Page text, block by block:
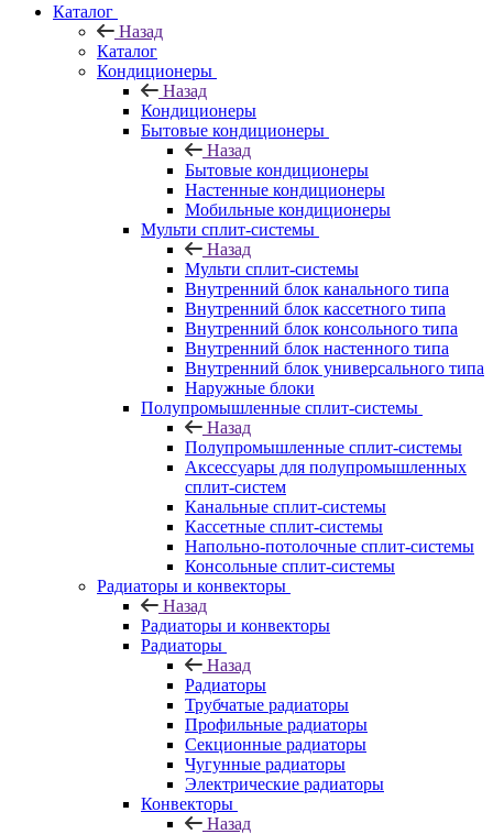
Каталог
Назад
Каталог
Кондиционеры
Назад
Кондиционеры
Бытовые кондиционеры
Назад
Бытовые кондиционеры
Настенные кондиционеры
Мобильные кондиционеры
Мульти сплит-системы
Назад
Мульти сплит-системы
Внутренний блок канального типа
Внутренний блок кассетного типа
Внутренний блок консольного типа
Внутренний блок настенного типа
Внутренний блок универсального типа
Наружные блоки
Полупромышленные сплит-системы
Назад
Полупромышленные сплит-системы
Аксессуары для полупромышленных
сплит-систем
Канальные сплит-системы
Кассетные сплит-системы
Напольно-потолочные сплит-системы
Консольные сплит-системы
Радиаторы и конвекторы
Назад
Радиаторы и конвекторы
Радиаторы
Назад
Радиаторы
Трубчатые радиаторы
Профильные радиаторы
Секционные радиаторы
Чугунные радиаторы
Электрические радиаторы
Конвекторы
Назад